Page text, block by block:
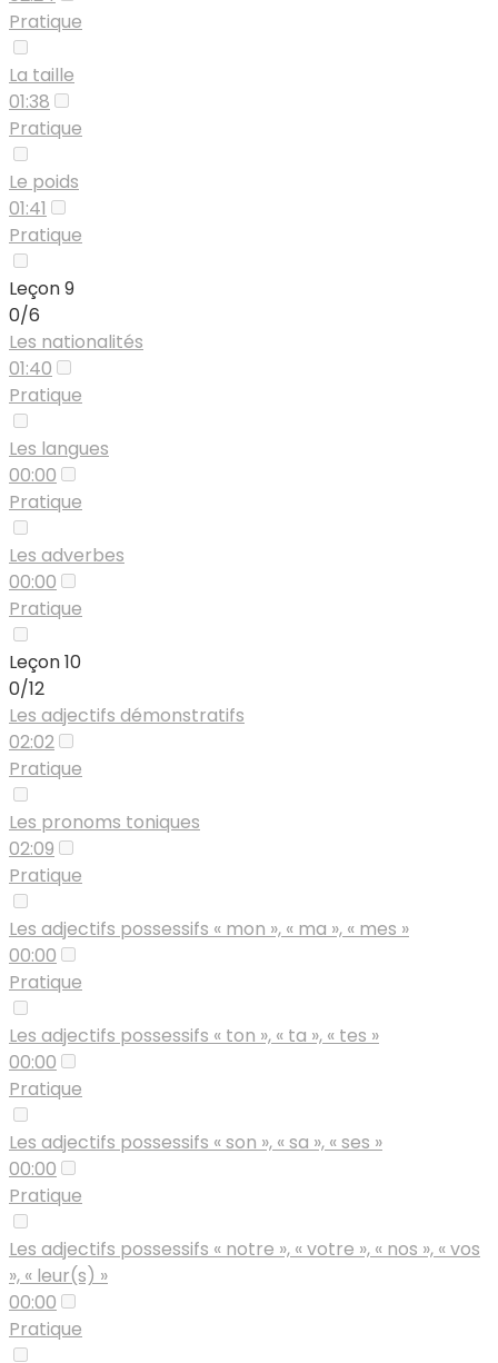
Pratique
La taille
01:38
Pratique
Le poids
01:41
Pratique
Leçon 9
0/6
Les nationalités
01:40
Pratique
Les langues
00:00
Pratique
Les adverbes
00:00
Pratique
Leçon 10
0/12
Les adjectifs démonstratifs
02:02
Pratique
Les pronoms toniques
02:09
Pratique
Les adjectifs possessifs « mon », « ma », « mes »
00:00
Pratique
Les adjectifs possessifs « ton », « ta », « tes »
00:00
Pratique
Les adjectifs possessifs « son », « sa », « ses »
00:00
Pratique
Les adjectifs possessifs « notre », « votre », « nos », « vos
», « leur(s) »
00:00
Pratique